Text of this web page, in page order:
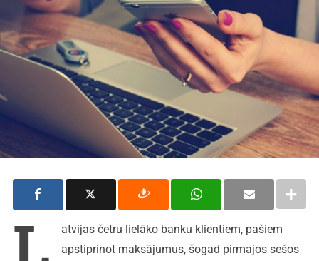
atvijas četru lielāko banku klientiem, pašiem
apstiprinot maksājumus, šogad pirmajos sešos